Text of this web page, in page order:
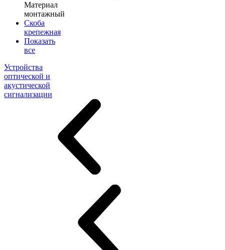
Материал
монтажный
Скоба
крепежная
Показать
все
Устройства
оптической и
акустической
сигнализации